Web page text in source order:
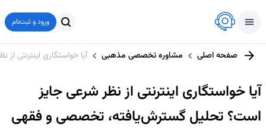
ورود و ثبت‌نام
صفحه اصلی مشاوره تخصصی مذهبی آیا خواستگاری اینترنتی
آیا خواستگاری اینترنتی از نظر شرعی جایز
است؟ تحلیل گسترش‌یافته، تخصصی و فقهی